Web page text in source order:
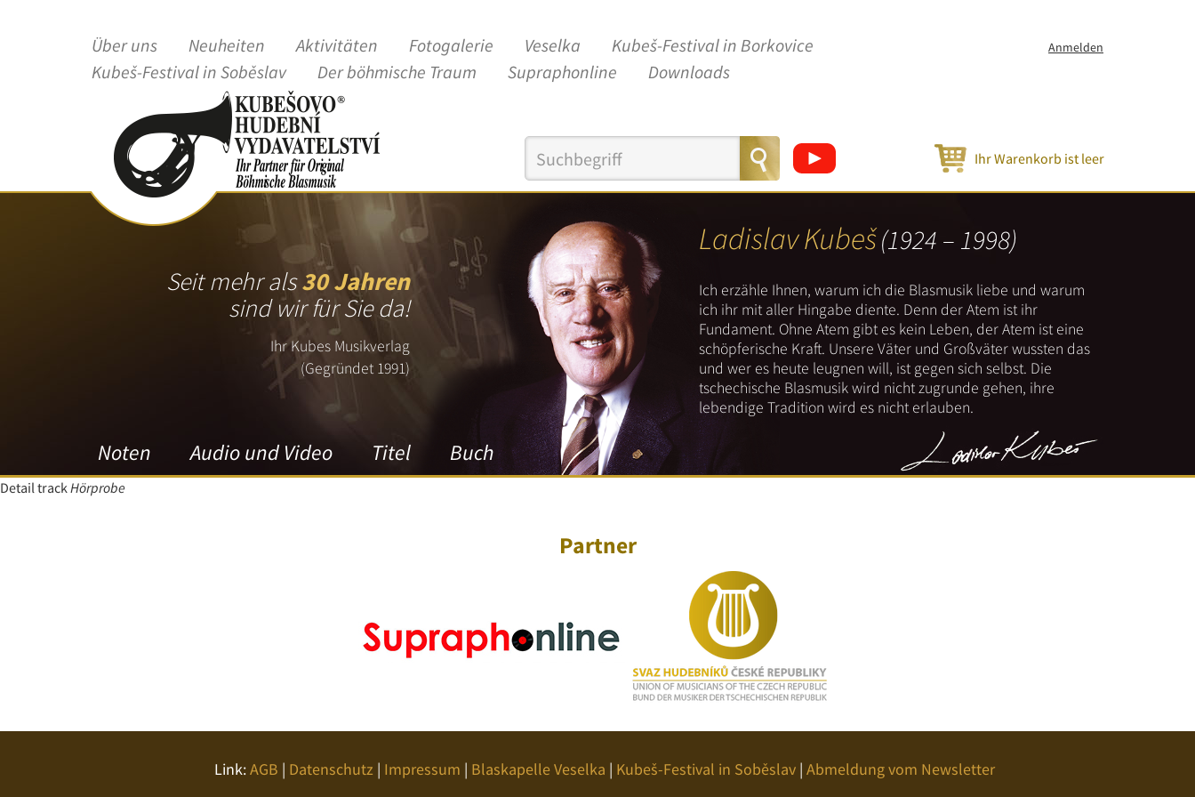
Über uns Neuheiten Aktivitäten Fotogalerie Veselka
Kubeš-Festival in Borkovice
Kubeš-Festival in Soběslav
Der böhmische Traum Supraphonline Downloads
Anmelden
Ihr Warenkorb ist leer
Seit mehr als30 Jahren
sind wir für Sie da!
Ihr Kubes Musikverlag
(Gegründet 1991)
Noten Audio und Video Titel Buch
Ladislav Kubeš(1924 – 1998)
Ich erzähle Ihnen, warum ich die Blasmusik liebe und warum
ich ihr mit aller Hingabe diente. Denn der Atem ist ihr
Fundament. Ohne Atem gibt es kein Leben, der Atem ist eine
schöpferische Kraft. Unsere Väter und Großväter wussten das
und wer es heute leugnen will, ist gegen sich selbst. Die
tschechische Blasmusik wird nicht zugrunde gehen, ihre
lebendige Tradition wird es nicht erlauben.
Detail trackHörprobe
Partner
Link:AGB | Datenschutz | Impressum | Blaskapelle Veselka | Kubeš-Festival in Soběslav | Abmeldung vom Newsletter